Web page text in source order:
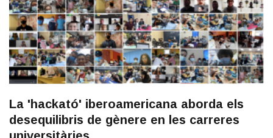
La 'hackató' iberoamericana aborda els
desequilibris de gènere en les carreres